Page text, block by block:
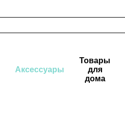
Аксессуары
Товары
для
дома